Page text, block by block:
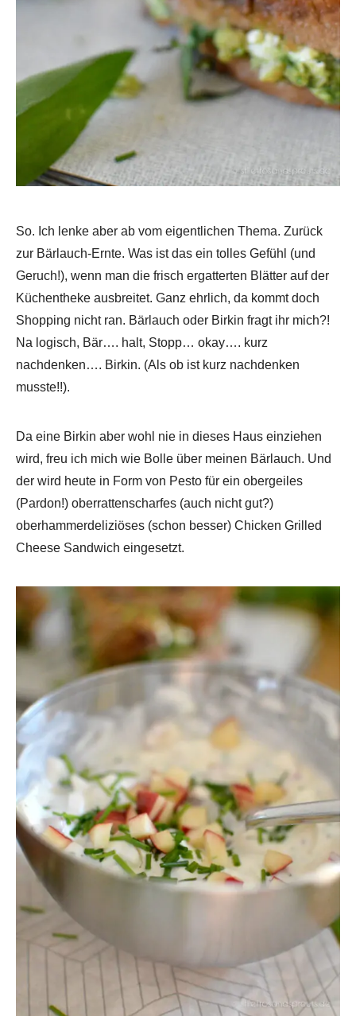
So. Ich lenke aber ab vom eigentlichen Thema. Zurück
zur Bärlauch-Ernte. Was ist das ein tolles Gefühl (und
Geruch!), wenn man die frisch ergatterten Blätter auf der
Küchentheke ausbreitet. Ganz ehrlich, da kommt doch
Shopping nicht ran. Bärlauch oder Birkin fragt ihr mich?!
Na logisch, Bär…. halt, Stopp… okay…. kurz
nachdenken…. Birkin. (Als ob ist kurz nachdenken
musste!!).
Da eine Birkin aber wohl nie in dieses Haus einziehen
wird, freu ich mich wie Bolle über meinen Bärlauch. Und
der wird heute in Form von Pesto für ein obergeiles
(Pardon!) oberrattenscharfes (auch nicht gut?)
oberhammerdeliziöses (schon besser) Chicken Grilled
Cheese Sandwich eingesetzt.